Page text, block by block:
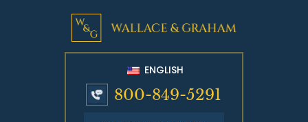
ENGLISH
800-849-5291